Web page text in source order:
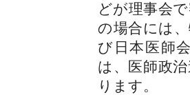
どが理事会
の場合には
び日本医師
は、医師政
ります。